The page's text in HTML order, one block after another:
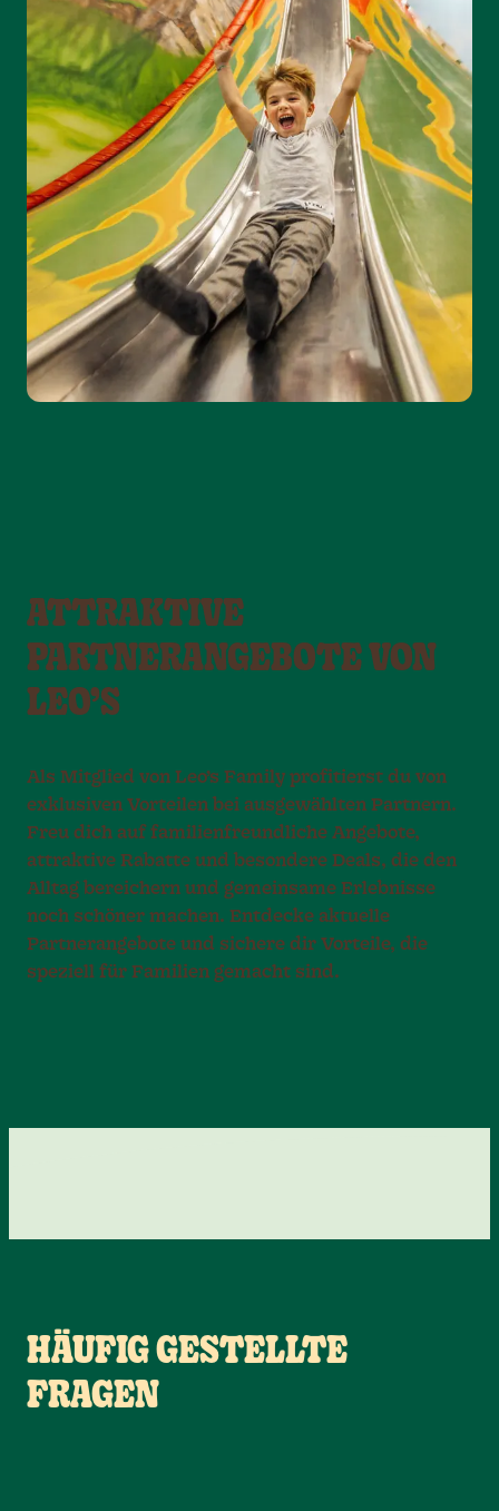
ATTRAKTIVE
PARTNERANGEBOTE VON
LEO’S
Als Mitglied von Leo’s Family profitierst du von
exklusiven Vorteilen bei ausgewählten Partnern.
Freu dich auf familienfreundliche Angebote,
attraktive Rabatte und besondere Deals, die den
Alltag bereichern und gemeinsame Erlebnisse
noch schöner machen. Entdecke aktuelle
Partnerangebote und sichere dir Vorteile, die
speziell für Familien gemacht sind.
HÄUFIG GESTELLTE
FRAGEN